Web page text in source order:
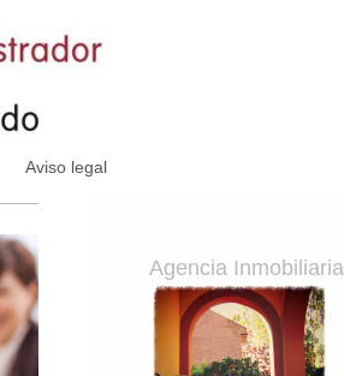
Aviso legal
Agencia Inmobiliaria